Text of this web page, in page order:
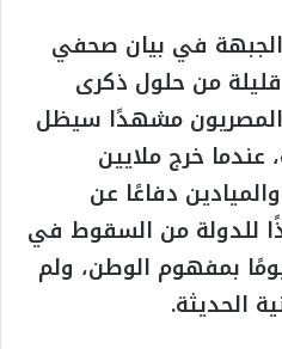
في بيان صحفي
قليلة من حلول ذكرى
المصريون مشهدًا سيظل
خرج ملايين
دفاعًا عن
للدولة من السقوط في
بمفهوم الوطن، ولم
الحديثة.